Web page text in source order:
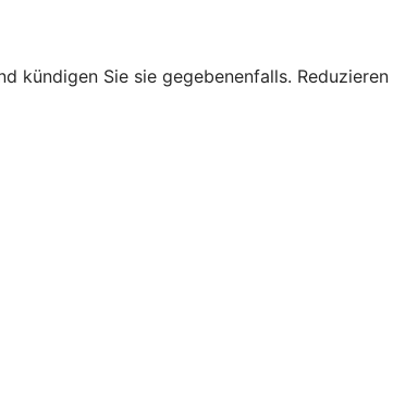
kündigen Sie sie gegebenenfalls.